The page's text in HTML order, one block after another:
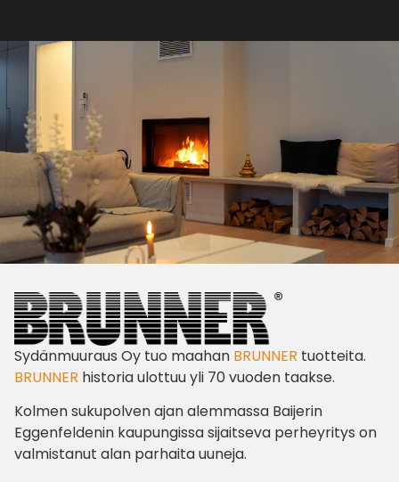
Sydänmuuraus Oy tuo maahan BRUNNER tuotteita.
BRUNNER historia ulottuu yli 70 vuoden taakse.
Kolmen sukupolven ajan alemmassa Baijerin
Eggenfeldenin kaupungissa sijaitseva perheyritys on
valmistanut alan parhaita uuneja.